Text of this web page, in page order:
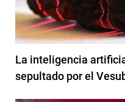
La inteligencia
sepultado por el